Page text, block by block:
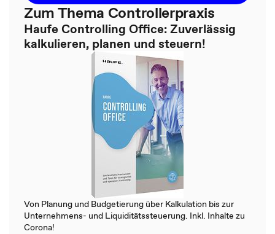
Zum Thema Controllerpraxis
Haufe Controlling Office: Zuverlässig
kalkulieren, planen und steuern!
Von Planung und Budgetierung über Kalkulation bis zur
Unternehmens- und Liquiditätssteuerung. Inkl. Inhalte zu
Corona!